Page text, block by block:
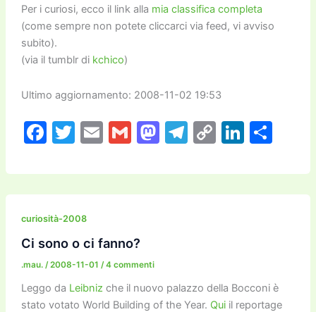
Per i curiosi, ecco il link alla mia classifica completa
(come sempre non potete cliccarci via feed, vi avviso
subito).
(via il tumblr di kchico)
Ultimo aggiornamento: 2008-11-02 19:53
F
c
e
b
o
o
k
T
itt
er
E
ai
l
G
ai
l
M
st
o
T
e
gr
C
p
y
Li
k
e
C
n
di
curiosità-2008
Ci sono o ci fanno?
.mau. /2008-11-01 /4 commenti
Leggo da Leibniz che il nuovo palazzo della Bocconi è
stato votato World Building of the Year. Quiil reportage